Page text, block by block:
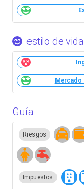
estilo de
Guía
Riesgos
Impuestos